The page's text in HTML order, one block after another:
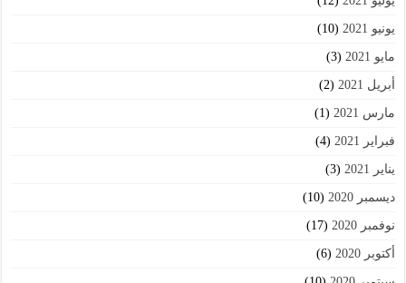
يونيو 2021 (10)
مايو 2021 (3)
أبريل 2021 (2)
مارس 2021 (1)
فبراير 2021 (4)
يناير 2021 (3)
ديسمبر 2020 (10)
نوفمبر 2020 (17)
أكتوبر 2020 (6)